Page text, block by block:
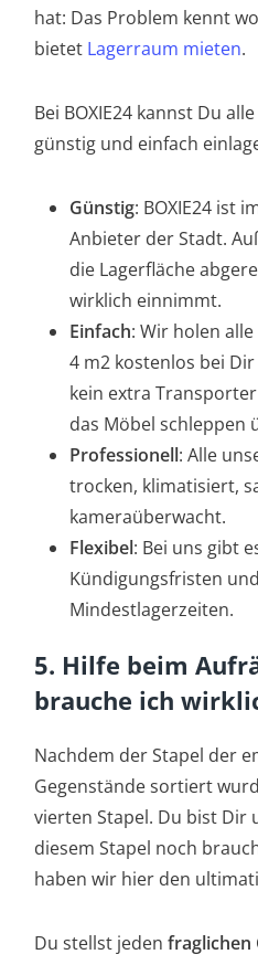
hat: Das Problem kennt
bietet Lagerraum mieten.
Bei BOXIE24 kannst Du
günstig und einfach
Günstig: BOXIE24 ist
Anbieter der Stadt.
die Lagerfläche
wirklich einnimmt.
Einfach: Wir holen
4 m2 kostenlos bei
kein extra
das Möbel schleppen
Professionell: Alle
trocken, klimatisiert,
kameraüberwacht.
Flexibel: Bei uns gibt
Kündigungsfristen
Mindestlagerzeiten.
5. Hilfe beim
brauche ich
Nachdem der Stapel der
Gegenstände sortiert
vierten Stapel. Du bist Dir
diesem Stapel noch
haben wir hier den
Du stellst jedenfraglichen